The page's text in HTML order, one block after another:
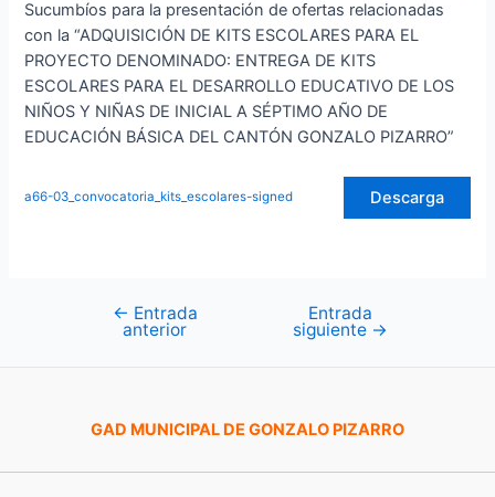
Sucumbíos para la presentación de ofertas relacionadas
con la “ADQUISICIÓN DE KITS ESCOLARES PARA EL
PROYECTO DENOMINADO: ENTREGA DE KITS
ESCOLARES PARA EL DESARROLLO EDUCATIVO DE LOS
NIÑOS Y NIÑAS DE INICIAL A SÉPTIMO AÑO DE
EDUCACIÓN BÁSICA DEL CANTÓN GONZALO PIZARRO”
a66-03_convocatoria_kits_escolares-signed Descarga
Navegación
← Entrada
anterior
Entrada
siguiente →
GAD MUNICIPAL DE GONZALO PIZARRO